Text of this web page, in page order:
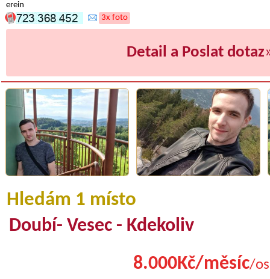
erein
3x foto
Detail a Poslat dotaz
Hledám 1 místo
Doubí- Vesec - Kdekoliv
8.000Kč/měsíc/